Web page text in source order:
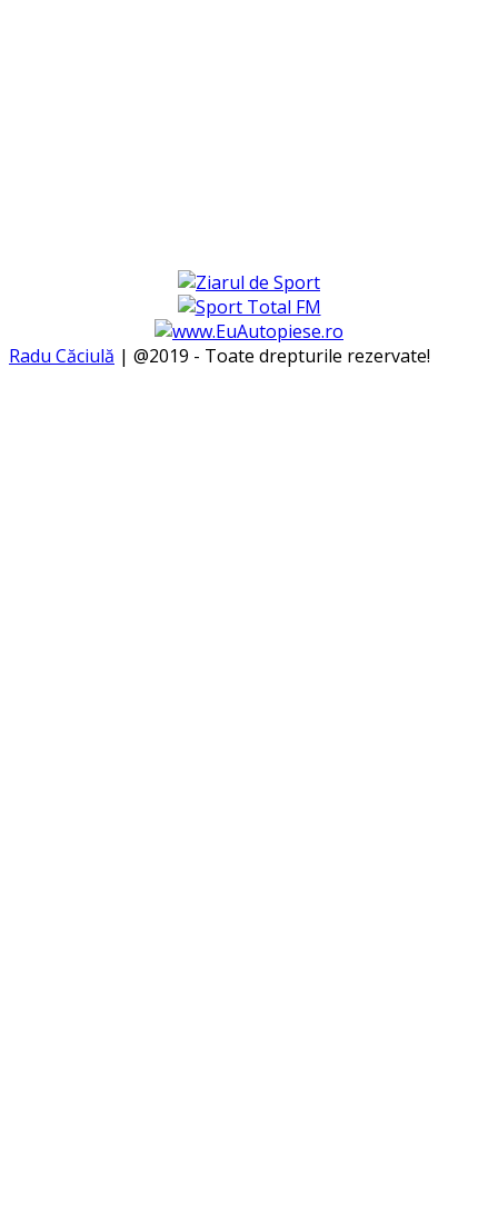
Radu Căciulă | @2019 - Toate drepturile rezervate!